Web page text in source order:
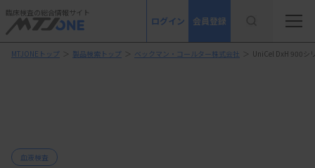
臨床検査の総合情報サイト
ログイン 会員登録
MTJONEトップ ＞ 製品検索トップ ＞ ベックマン・コールター株式会社 ＞ UniCel DxH 900シ
血液検査